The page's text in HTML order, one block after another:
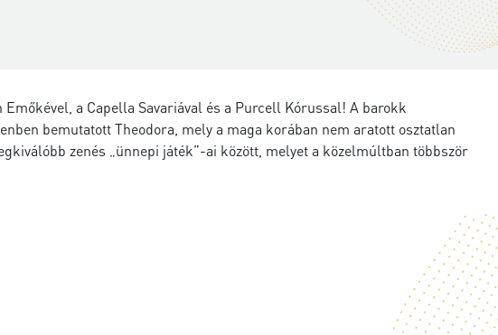
a Capella Savariával és a Purcell Kórussal! A barokk
bemutatott Theodora, mely a maga korában nem aratott osztatlan
zenés „ünnepi játék”-ai között, melyet a közelmúltban többször